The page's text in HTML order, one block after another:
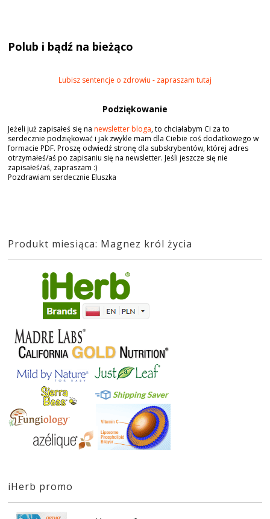
Polub i bądź na bieżąco
Lubisz sentencje o zdrowiu - zapraszam tutaj
Podziękowanie
Jeżeli już zapisałeś się nanewsletter bloga, to chciałabym Ci za to
serdecznie podziękować i jak zwykle mam dla Ciebie coś dodatkowego w
formacie PDF. Proszę odwiedź stronę dla subskrybentów, której adres
otrzymałeś/aś po zapisaniu się na newsletter. Jeśli jeszcze się nie
zapisałeś/aś, zapraszam :)
Pozdrawiam serdecznie Eluszka
Produkt miesiąca: Magnez król życia
iHerb promo